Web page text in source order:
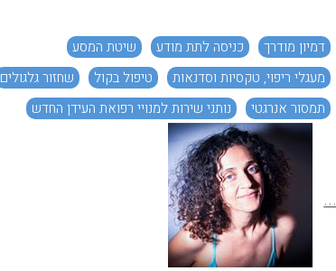
דמיון מודרך כניסה לתת מודע
שיטת המסע
מעגלי ריפוי, טקסיות וסדנאות
טיפול בקול שחזור גלגולים
תמסור אנרגטי
נותני שירות למנויי רפואת העידן החדש